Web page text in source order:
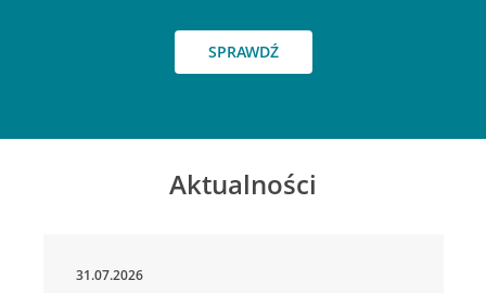
SPRAWDŹ
Aktualności
31.07.2026